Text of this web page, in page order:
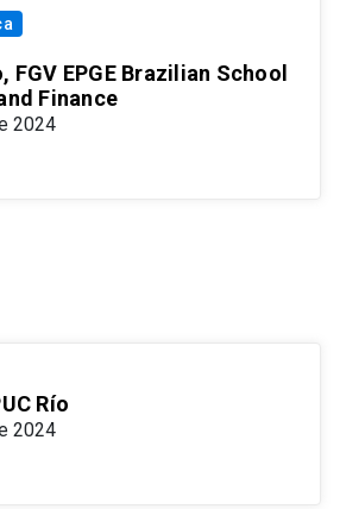
FGV EPGE Brazilian School
Finance
2024
Río
2024